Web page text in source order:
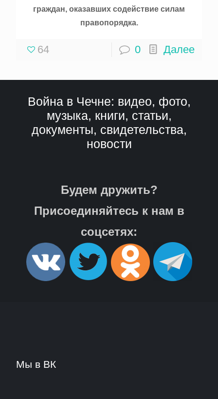
граждан, оказавших содействие силам
правопорядка.
64 0 Далее
Война в Чечне: видео, фото,
музыка, книги, статьи,
документы, свидетельства,
новости
Будем дружить?
Присоединяйтесь к нам в
соцсетях:
Мы в ВК